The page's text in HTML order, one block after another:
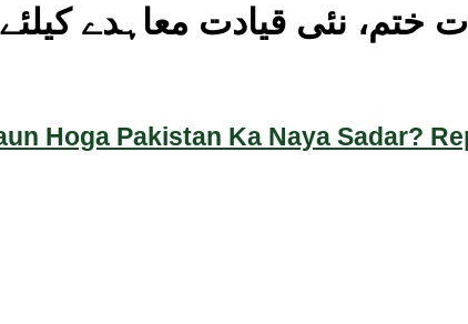
Hoga Pakistan Ka Naya Sadar?
ختم، نئی قیادت معاہدے